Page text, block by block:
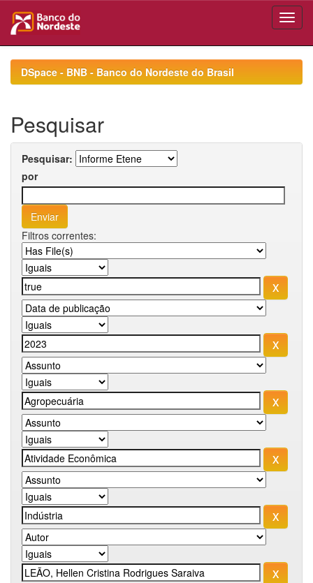
navigationDSpace - BNB - Banco do Nordeste do Brasil
Pesquisar
Pesquisar:
por
Filtros correntes: